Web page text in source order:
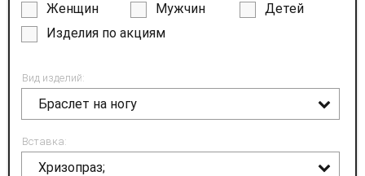
Женщин Мужчин
Детей
Изделия по акциям
Вид изделий:
Браслет на ногу
Вставка:
Хризопраз;